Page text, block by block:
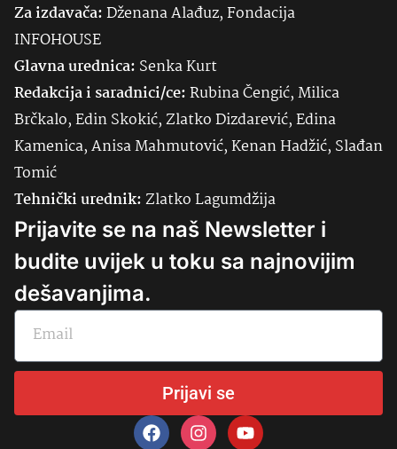
Za izdavača:Dženana Alađuz, Fondacija
INFOHOUSE
Glavna urednica: SenkaKurt
Redakcija i saradnici/ce:Rubina Čengić, Milica
Brčkalo, Edin Skokić, Zlatko Dizdarević, Edina
Kamenica, Anisa Mahmutović, Kenan Hadžić, Slađan
Tomić
Tehnički urednik:Zlatko Lagumdžija
Prijavite se na naš Newsletter i
budite uvijek u toku sa najnovijim
dešavanjima.
Prijavi se